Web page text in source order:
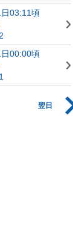
03:11頃
00:00頃
翌日